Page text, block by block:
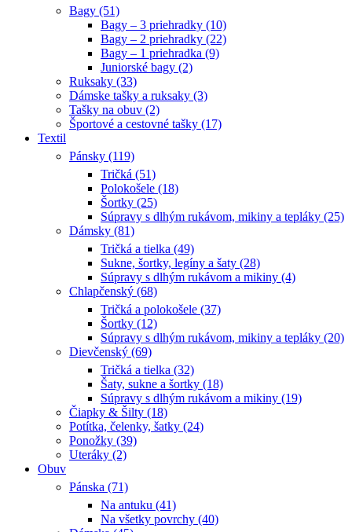
Bagy (51)
Bagy – 3 priehradky (10)
Bagy – 2 priehradky (22)
Bagy – 1 priehradka (9)
Juniorské bagy (2)
Ruksaky (33)
Dámske tašky a ruksaky (3)
Tašky na obuv (2)
Športové a cestovné tašky (17)
Textil
Pánsky (119)
Tričká (51)
Polokošele (18)
Šortky (25)
Súpravy s dlhým rukávom, mikiny a tepláky (25)
Dámsky (81)
Tričká a tielka (49)
Sukne, šortky, legíny a šaty (28)
Súpravy s dlhým rukávom a mikiny (4)
Chlapčenský (68)
Tričká a polokošele (37)
Šortky (12)
Súpravy s dlhým rukávom, mikiny a tepláky (20)
Dievčenský (69)
Tričká a tielka (32)
Šaty, sukne a šortky (18)
Súpravy s dlhým rukávom a mikiny (19)
Čiapky & Šilty (18)
Potítka, čelenky, šatky (24)
Ponožky (39)
Uteráky (2)
Obuv
Pánska (71)
Na antuku (41)
Na všetky povrchy (40)